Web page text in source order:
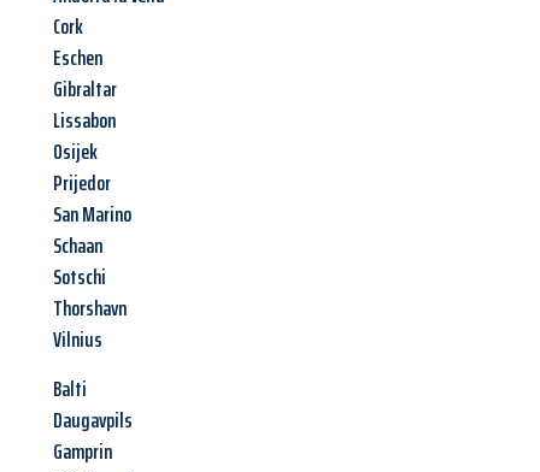
Cork
Eschen
Gibraltar
Lissabon
Osijek
Prijedor
San Marino
Schaan
Sotschi
Thorshavn
Vilnius
Balti
Daugavpils
Gamprin